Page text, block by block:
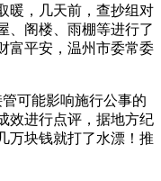
暖，几天前，查抄组对
、阁楼、雨棚等进行了
富平安，温州市委常委
可能影响施行公事的
效进行点评，据地方纪
万块钱就打了水漂！推